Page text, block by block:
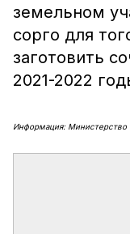
земельном
сорго для
заготовить
2021-2022
Информация: Министерство